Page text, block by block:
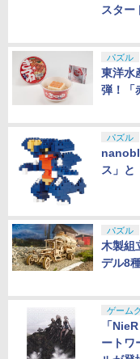
スター
パズル
東洋水
弾！「
パズル
ス」と
パズル
木製組
デル8
ゲーム
「
ートワ